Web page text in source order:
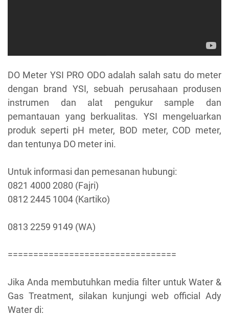
DO Meter YSI PRO ODO adalah salah satu do meter
dengan brand YSI, sebuah perusahaan produsen
instrumen dan alat pengukur sample dan
pemantauan yang berkualitas. YSI mengeluarkan
produk seperti pH meter, BOD meter, COD meter,
dan tentunya DO meter ini.
Untuk informasi dan pemesanan hubungi:
0821 4000 2080 (Fajri)
0812 2445 1004 (Kartiko)
0813 2259 9149 (WA)
=================================
Jika Anda membutuhkan media filter untuk Water &
Gas Treatment, silakan kunjungi web official Ady
Water di: